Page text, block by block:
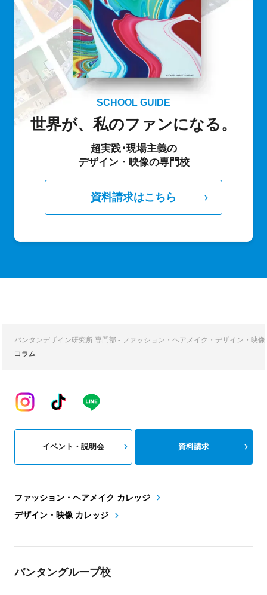
SCHOOL GUIDE
世界が、私のファンになる。
超実践･現場主義の
デザイン・映像の専門校
資料請求はこちら
バンタンデザイン研究所 専門部 - ファッション・ヘアメイク・デザイン・映
コラム
ファッション・ヘアメイク カレッジ
デザイン・映像 カレッジ
イベント・説明会 資料請求
バンタングループ校